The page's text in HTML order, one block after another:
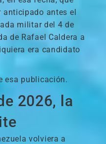
anticipado antes el
militar del 4 de
de Rafael Caldera a
era candidato
esa publicación.
2026, la
volviera a